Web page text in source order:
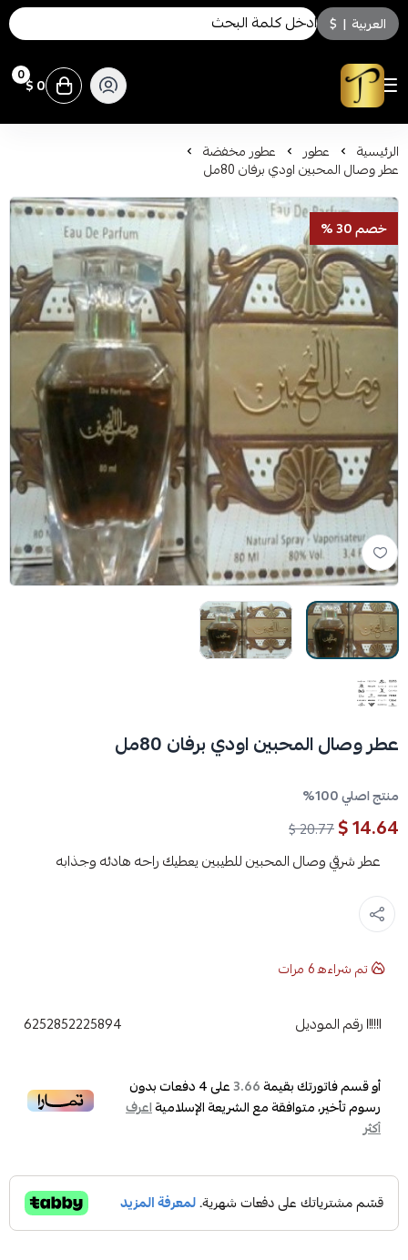
العربية |
$
توسكاني للعطور
0 0 $
الرئيسية عطور عطور مخفضة
عطر وصال المحبين اودي برفان 80مل
خصم 30 %
عطر وصال المحبين اودي برفان 80مل
منتج اصلي 100%
14.64 $
20.77 $
عطر شرقي وصال المحبين للطيبين يعطيك راحه هادئه وجذابه
تم شراءه6مرات
رقم الموديل 6252852225894
أو قسم فاتورتك بقيمة3.66على4دفعات بدون
رسوم تأخير، متوافقة مع الشريعة الإسلاميةاعرف
أكثر